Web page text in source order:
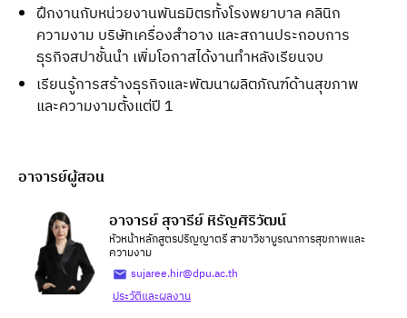
ฝึกงานกับหน่วยงานพันธมิตรทั้งโรงพยาบาล คลินิก
ความงาม บริษัทเครื่องสําอาง และสถานประกอบการ
ธุรกิจสปาชั้นนํา เพิ่มโอกาสได้งานทำหลังเรียนจบ
เรียนรู้การสร้างธุรกิจและพัฒนาผลิตภัณฑ์ด้านสุขภาพ
และความงามตั้งแต่ปี 1
อาจารย์ผู้สอน
อาจารย์ สุจารีย์ หิรัญศิริวัฒน์
หัวหน้าหลักสูตรปริญญาตรี สาขาวิชาบูรณาการสุขภาพและ
ความงาม
sujaree.hir@dpu.ac.th
ประวัติและผลงาน